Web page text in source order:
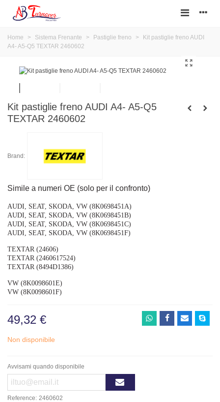
Home > Sistema Frenante > Pastiglie freno >
Kit pastiglie freno AUDI
A4- A5-Q5 TEXTAR 2460602
Kit pastiglie freno AUDI A4- A5-Q5
TEXTAR 2460602
Brand:
Simile a numeri OE (solo per il confronto)
AUDI, SEAT, SKODA, VW (8K0698451A)
AUDI, SEAT, SKODA, VW (8K0698451B)
AUDI, SEAT, SKODA, VW (8K0698451C)
AUDI, SEAT, SKODA, VW (8K0698451F)
TEXTAR (24606)
TEXTAR (2460617524)
TEXTAR (8494D1386)
VW (8K0098601E)
VW (8K0098601F)
49,32 €
Non disponibile
Avvisami quando disponibile
Reference: 2460602